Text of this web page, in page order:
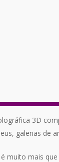
3D
galerias de
é muito mais